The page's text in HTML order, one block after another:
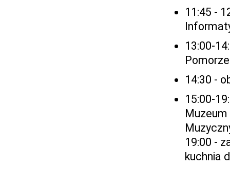
11:45 -
13:00-
14:30 -
15:00-
19:00 -
kuchnia